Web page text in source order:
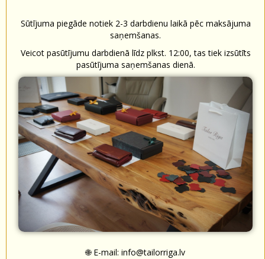
Sūtījuma piegāde notiek 2-3 darbdienu laikā pēc maksājuma
saņemšanas.
Veicot pasūtījumu darbdienā līdz plkst. 12:00, tas tiek izsūtīts
pasūtījuma saņemšanas dienā.
🌐 E-mail: info@tailorriga.lv